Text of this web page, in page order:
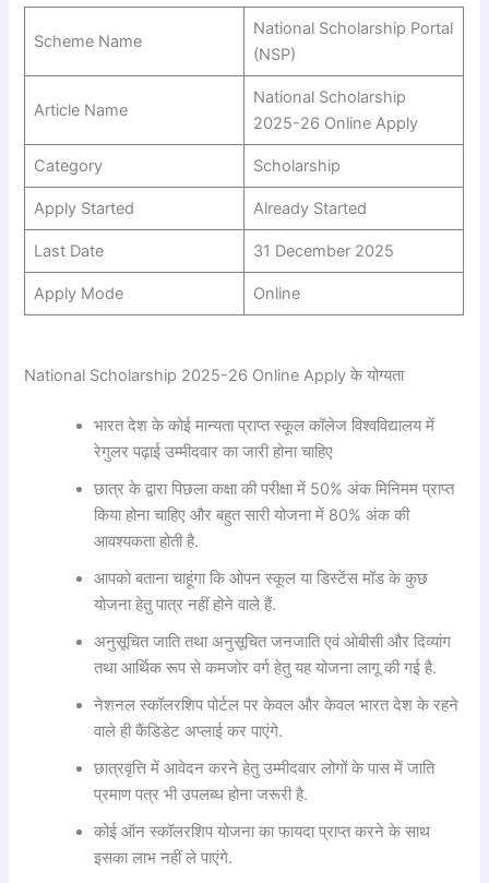
Scheme Name
National Scholarship Portal
(NSP)
Article Name
National Scholarship
2025-26 Online Apply
Category Scholarship
Apply Started Already Started
Last Date 31 December 2025
Apply Mode Online
National Scholarship 2025-26 Online Apply के योग्यता
भारत देश के कोई मान्यता प्राप्त स्कूल कॉलेज विश्वविद्यालय में
रेगुलर पढ़ाई उम्मीदवार का जारी होना चाहिए
छात्र के द्वारा पिछला कक्षा की परीक्षा में 50% अंक मिनिमम प्राप्त
किया होना चाहिए और बहुत सारी योजना में 80% अंक की
आवश्यकता होती है.
आपको बताना चाहूंगा कि ओपन स्कूल या डिस्टेंस मॉड के कुछ
योजना हेतु पात्र नहीं होने वाले हैं.
अनुसूचित जाति तथा अनुसूचित जनजाति एवं ओबीसी और दिव्यांग
तथा आर्थिक रूप से कमजोर वर्ग हेतु यह योजना लागू की गई है.
नेशनल स्कॉलरशिप पोर्टल पर केवल और केवल भारत देश के रहने
वाले ही कैंडिडेट अप्लाई कर पाएंगे.
छात्रवृत्ति में आवेदन करने हेतु उम्मीदवार लोगों के पास में जाति
प्रमाण पत्र भी उपलब्ध होना जरूरी है.
कोई ऑन स्कॉलरशिप योजना का फायदा प्राप्त करने के साथ
इसका लाभ नहीं ले पाएंगे.